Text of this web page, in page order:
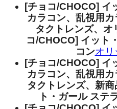
[チョコ/CHOCO] イ
カラコン、乱視用
タクトレンズ、オ
コ/CHOCO] イット
コンオリ
[チョコ/CHOCO] イ
カラコン、乱視用
タクトレンズ、新
ト・ガール ステ